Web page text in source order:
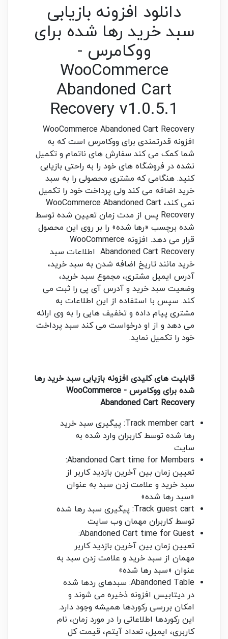
دانلود افزونه بازیابی
سبد خرید رها شده برای
ووکامرس -
WooCommerce
Abandoned Cart
Recovery v1.0.5.1
WooCommerce Abandoned Cart Recovery
افزونه قدرتمندی برای ووکامرس است که به
شما کمک می کند سفارش های ناتمام و تکمیل
نشده در فروشگاه های خود را به راحتی بازیابی
کنید. هنگامی که مشتری محصولی را به سبد
خرید اضافه می کند ولی پرداخت خود را تکمیل
نمی کند، WooCommerce Abandoned Cart
Recovery پس از مدت زمان تعیین شده توسط
شده برچسب «رها شده» را بر روی این محصول
قرار می دهد. افزونه WooCommerce
Abandoned Cart Recovery اطلاعات سبد
خرید مانند تاریخ اضافه شدن به سبد خرید،
آدرس ایمیل مشتری، مجموع سبد خرید،
وضعیت سبد خرید و آدرس آی پی را ثبت می
کند. سپس با استفاده از این اطلاعات به
مشتری پیام داده و تخفیف هایی را به وی ارائه
می دهد و از او درخواست می کند سبد پرداخت
خود را تکمیل نماید.
قابلیت های کلیدی افزونه بازیابی سبد خرید رها
شده برای ووکامرس - WooCommerce
Abandoned Cart Recovery
Track member cart: پیگیری سبد خرید
رها شده توسط کاربران وارد شده به
سایت
Abandoned Cart time for Members:
تعیین زمان بین آخرین بازدید کاربر از
سبد خرید و علامت زدن سبد به عنوان
«سبد رها شده»
Track guest cart: پیگیری سبد رها شده
توسط کاربران مهمان وب سایت
Abandoned Cart time for Guest:
تعیین زمان بین آخرین بازدید کاربر
مهمان از سبد خرید و علامت زدن سبد به
عنوان «سبد رها شده»
Abandoned Table: سبدهای ردها شده
در دیتابیس افزونه ذخیره می شوند و
امکان بررسی رکوردها همیشه وجود دارد.
این رکوردها اطلاعاتی را در مورد زمان، نام
کاربری، ایمیل، تعداد آیتم، قیمت کل